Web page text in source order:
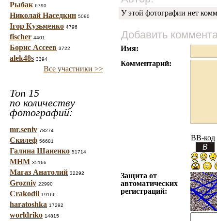
Рыбак 6790
Николай Наседкин 5090
Ігор Кузьменко 4796
fischer 4401
Борис Ассеев 3722
alek48s 3394
Все участники >>
Топ 15
по количеству
фотографий:
mr.seniv 78274
Скилеф 56681
Галина Шаненко 51714
МНМ 35166
Магаз Анатолий 32292
Grozniy 22990
Crakodil 19166
haratoshka 17292
worldriko 14815
У этой фотографии нет
Добавить
Имя:
Комментарий:
BB-код
Защита от
автоматических
регистраций: